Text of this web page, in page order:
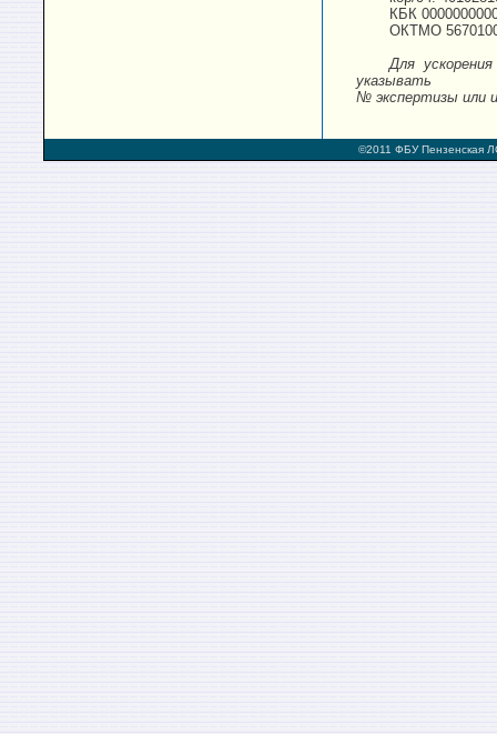
КБК
ОКТМО
Для
указывать
№ экспертизы или
©2011 ФБУ Пензенская